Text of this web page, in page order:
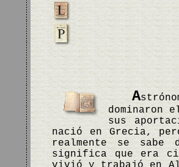
A
dominaron
sus
nació en Grecia,
realmente se
significa que era